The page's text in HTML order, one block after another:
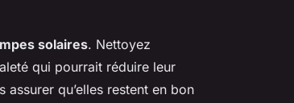
solaires. Nettoyez
qui pourrait réduire leur
qu’elles restent en bon